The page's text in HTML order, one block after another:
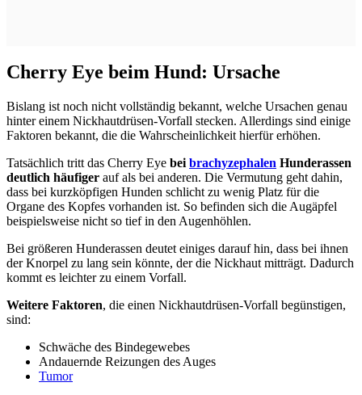
Cherry Eye beim Hund: Ursache
Bislang ist noch nicht vollständig bekannt, welche Ursachen genau
hinter einem Nickhautdrüsen-Vorfall stecken. Allerdings sind einige
Faktoren bekannt, die die Wahrscheinlichkeit hierfür erhöhen.
Tatsächlich tritt das Cherry Eye bei brachyzephalen Hunderassen
deutlich häufiger auf als bei anderen. Die Vermutung geht dahin,
dass bei kurzköpfigen Hunden schlicht zu wenig Platz für die
Organe des Kopfes vorhanden ist. So befinden sich die Augäpfel
beispielsweise nicht so tief in den Augenhöhlen.
Bei größeren Hunderassen deutet einiges darauf hin, dass bei ihnen
der Knorpel zu lang sein könnte, der die Nickhaut mitträgt. Dadurch
kommt es leichter zu einem Vorfall.
Weitere Faktoren, die einen Nickhautdrüsen-Vorfall begünstigen,
sind:
Schwäche des Bindegewebes
Andauernde Reizungen des Auges
Tumor